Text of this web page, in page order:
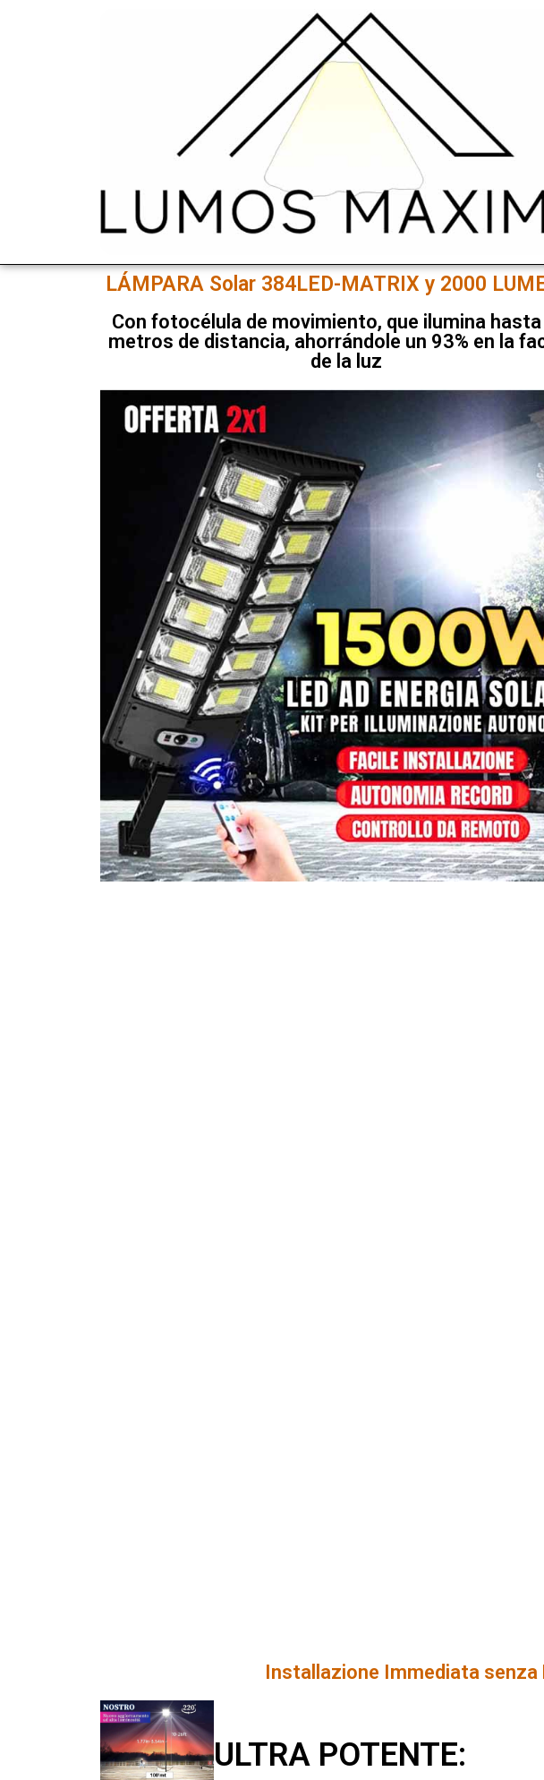
LÁMPARA Solar 384LED-MATRIX y 2000
Con fotocélula de movimiento, que ilumina
metros de distancia, ahorrándole un 93% en la
de la luz
Installazione Immediata senza
ULTRA POTENTE: